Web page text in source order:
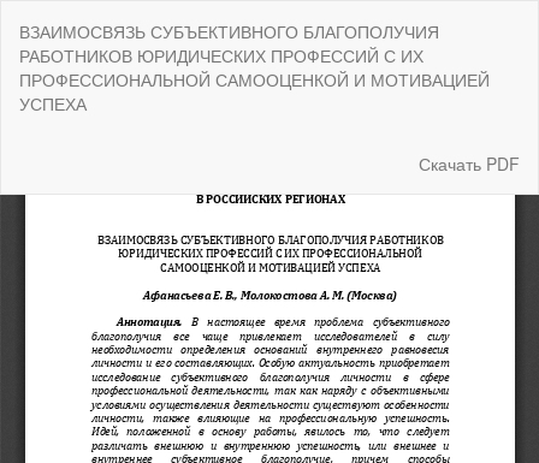
Подробностям
статье
ВЗАИМОСВЯЗЬ СУБЪЕКТИВНОГО БЛАГОПОЛУЧИЯ
РАБОТНИКОВ ЮРИДИЧЕСКИХ ПРОФЕССИЙ С ИХ
ПРОФЕССИОНАЛЬНОЙ САМООЦЕНКОЙ И МОТИВАЦИЕЙ
УСПЕХА
Скачать
Скачать PDF